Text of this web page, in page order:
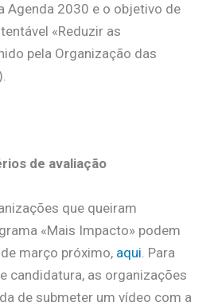
Agenda 2030 e o objetivo de
«Reduzir as
pela Organização das
de avaliação
que queiram
«Mais Impacto» podem
março próximo, aqui . Para
candidatura, as organizações
de submeter um vídeo com a